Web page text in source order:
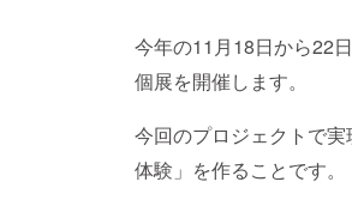
今年の11月18日から22
個展を開催します。
今回のプロジェクトで
体験」を作ることです。